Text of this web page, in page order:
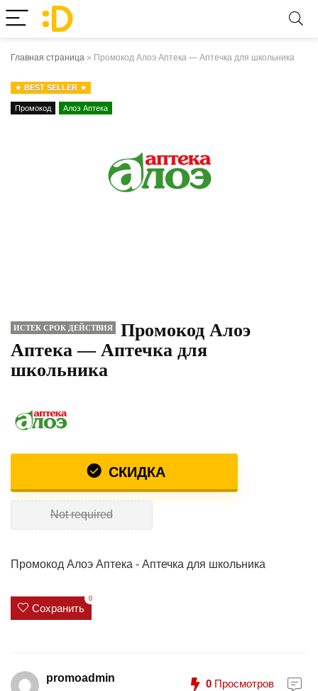
Главная страница » Промокод Алоэ Аптека — Аптечка для школьника
BEST SELLER
Промокод Алоэ Аптека
ИСТЕК СРОК ДЕЙСТВИЯ
Промокод Алоэ
Аптека — Аптечка для
школьника
СКИДКА
Not required
Промокод Алоэ Аптека - Аптечка для школьника
Сохранить
0
promoadmin 0 Просмотров